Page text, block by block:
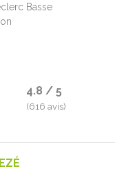
Basse
4.8 / 5
(616 avis)